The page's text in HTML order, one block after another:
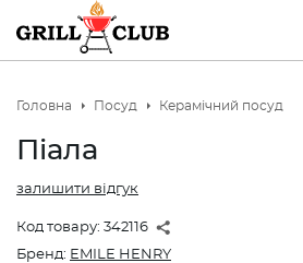
Головна Посуд Керамічний посуд
Піала
Код товару: 342116
залишити відгук
Бренд: EMILE HENRY